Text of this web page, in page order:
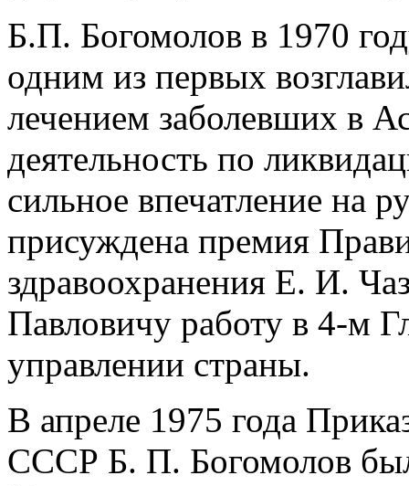
Б.П. Богомолов в 1970
одним из первых
лечением заболевших в
деятельность по
сильное впечатление на
присуждена премия
здравоохранения Е. И.
Павловичу работу в 4-м
управлении страны.
В апреле 1975 года
СССР Б. П. Богомолов